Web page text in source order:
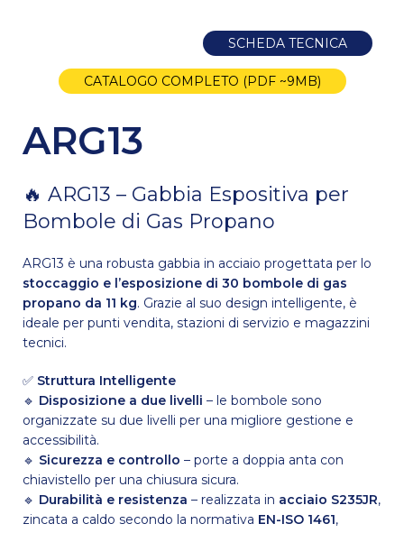
SCHEDA TECNICA
CATALOGO COMPLETO (PDF ~9MB)
ARG13
🔥 ARG13 – Gabbia Espositiva per
Bombole di Gas Propano
ARG13 è una robusta gabbia in acciaio progettata per lo
stoccaggio e l’esposizione di 30 bombole di gas
propano da 11 kg. Grazie al suo design intelligente, è
ideale per punti vendita, stazioni di servizio e magazzini
tecnici.
✅ Struttura Intelligente
🔹 Disposizione a due livelli – le bombole sono
organizzate su due livelli per una migliore gestione e
accessibilità.
🔹 Sicurezza e controllo – porte a doppia anta con
chiavistello per una chiusura sicura.
🔹 Durabilità e resistenza – realizzata in acciaio S235JR,
zincata a caldo secondo la normativa EN-ISO 1461,